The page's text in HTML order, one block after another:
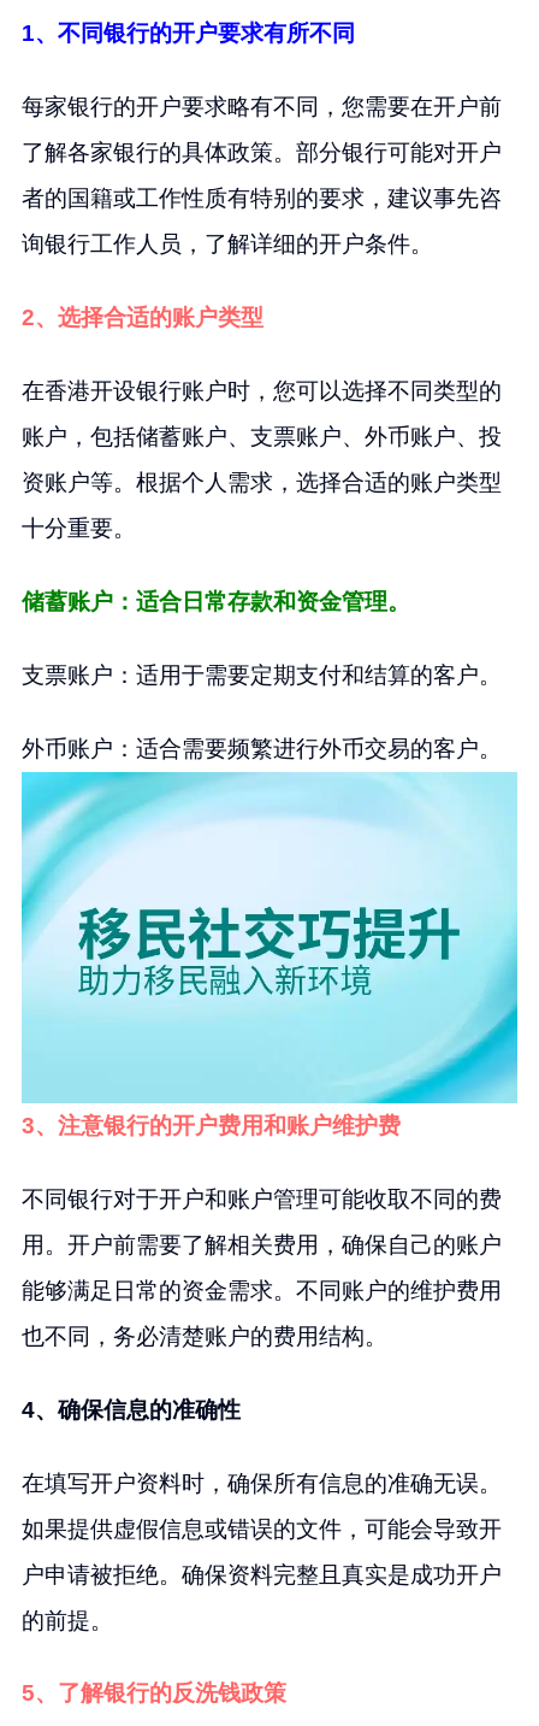
1、不同银行的开户要求有所不同
每家银行的开户要求略有不同，您需要在开户前
了解各家银行的具体政策。部分银行可能对开户
者的国籍或工作性质有特别的要求，建议事先咨
询银行工作人员，了解详细的开户条件。
2、选择合适的账户类型
在香港开设银行账户时，您可以选择不同类型的
账户，包括储蓄账户、支票账户、外币账户、投
资账户等。根据个人需求，选择合适的账户类型
十分重要。
储蓄账户：适合日常存款和资金管理。
支票账户：适用于需要定期支付和结算的客户。
外币账户：适合需要频繁进行外币交易的客户。
3、注意银行的开户费用和账户维护费
不同银行对于开户和账户管理可能收取不同的费
用。开户前需要了解相关费用，确保自己的账户
能够满足日常的资金需求。不同账户的维护费用
也不同，务必清楚账户的费用结构。
4、确保信息的准确性
在填写开户资料时，确保所有信息的准确无误。
如果提供虚假信息或错误的文件，可能会导致开
户申请被拒绝。确保资料完整且真实是成功开户
的前提。
5、了解银行的反洗钱政策